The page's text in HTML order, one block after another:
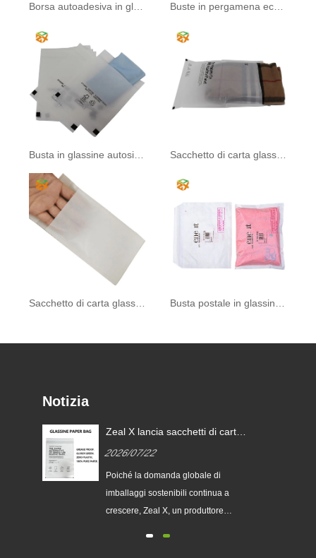
Borsa autoadesiva in glassine
Busta in glassine autosigillante
Sacchetto di carta glassine
Notizia
Zeal X lancia sacchetti di carta
aiutare i marchi globali a
sostituire gli imballaggi in
plastica monouso
2026/07/22
Poiché la domanda globale di
imballaggi sostenibili continua a
crescere, Zeal X, un produttore